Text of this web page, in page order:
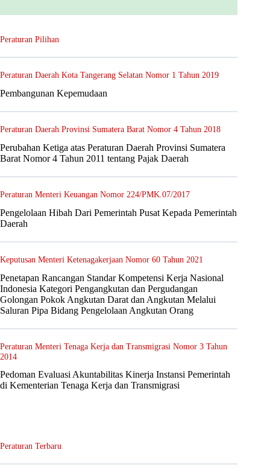
Peraturan Pilihan
Peraturan Daerah Kota Tangerang Selatan Nomor 1 Tahun 2019
Pembangunan Kepemudaan
Peraturan Daerah Provinsi Sumatera Barat Nomor 4 Tahun 2018
Perubahan Ketiga atas Peraturan Daerah Provinsi Sumatera
Barat Nomor 4 Tahun 2011 tentang Pajak Daerah
Peraturan Menteri Keuangan Nomor 224/PMK.07/2017
Pengelolaan Hibah Dari Pemerintah Pusat Kepada Pemerintah
Daerah
Keputusan Menteri Ketenagakerjaan Nomor 60 Tahun 2021
Penetapan Rancangan Standar Kompetensi Kerja Nasional
Indonesia Kategori Pengangkutan dan Pergudangan
Golongan Pokok Angkutan Darat dan Angkutan Melalui
Saluran Pipa Bidang Pengelolaan Angkutan Orang
Peraturan Menteri Tenaga Kerja dan Transmigrasi Nomor 3 Tahun
2014
Pedoman Evaluasi Akuntabilitas Kinerja Instansi Pemerintah
di Kementerian Tenaga Kerja dan Transmigrasi
Peraturan Terbaru